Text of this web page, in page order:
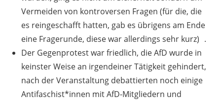
Vermeiden von kontroversen Fragen (für die, die
es reingeschafft hatten, gab es übrigens am Ende
eine Fragerunde, diese war allerdings sehr kurz) .
Der Gegenprotest war friedlich, die AfD wurde in
keinster Weise an irgendeiner Tätigkeit gehindert,
nach der Veranstaltung debattierten noch einige
Antifaschist*innen mit AfD-Mitgliedern und